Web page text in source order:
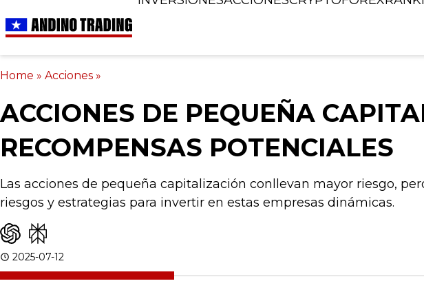
Home » Acciones »
ACCIONES DE PEQUEÑA
RECOMPENSAS POTENCIALES
Las acciones de pequeña capitalización conllevan mayor riesgo,
riesgos y estrategias para invertir en estas empresas dinámicas.
2025-07-12